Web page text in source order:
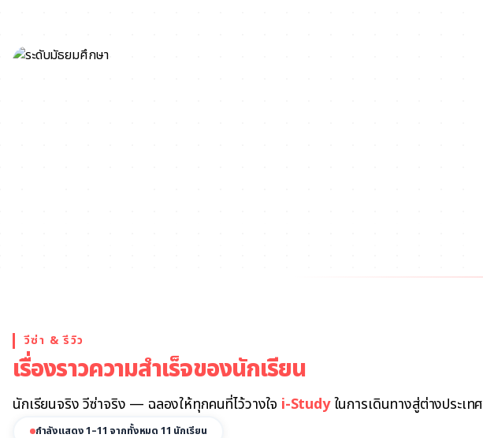
วีซ่า & รีวิว
เรื่องราวความสำเร็จของนักเรียน
นักเรียนจริง วีซ่าจริง — ฉลองให้ทุกคนที่ไว้วางใจ i-Studyในการเดินทางสู่ต่างประเทศ
กำลังแสดง 1–11 จากทั้งหมด 11 นักเรียน